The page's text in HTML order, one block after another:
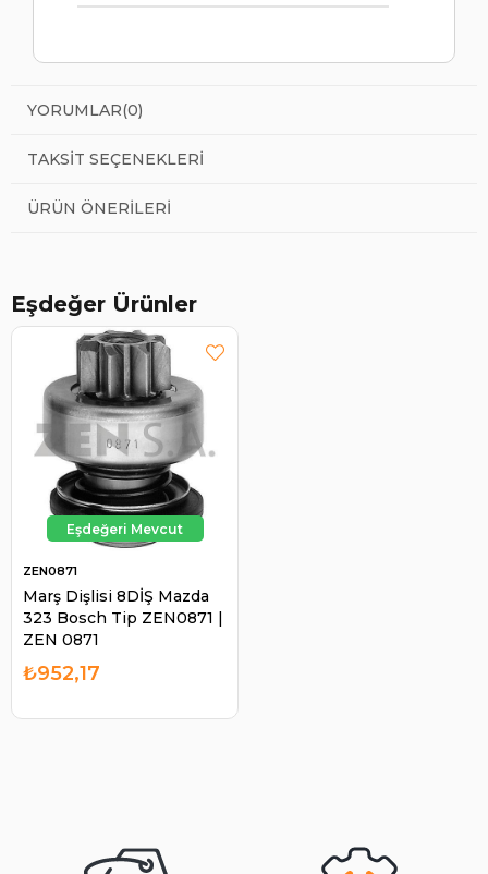
YORUMLAR(0)
TAKSIT SEÇENEKLERI
ÜRÜN ÖNERILERI
Eşdeğer Ürünler
Marş Dişlisi 8DİŞ Mazda
323 Bosch Tip ZEN0871 |
ZEN 0871
ZEN0871
₺952,17